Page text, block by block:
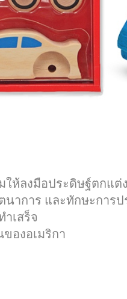
ให้ลงมือประดิษฐ์ตกแต่ง
นาการ และทักษะการ
ำเสร็จ
องอเมริกา